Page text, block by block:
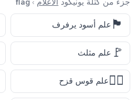
جزء من كتلة يونيكود الأعلام ›
flag
🏴 علم أسود يرفرف
🚩 علم مثلث
🏳️‍🌈علم قوس قزح